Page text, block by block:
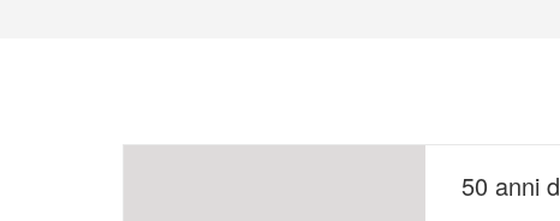
50 anni